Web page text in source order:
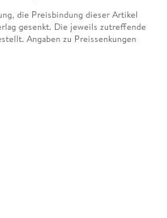
die Preisbindung dieser Artikel
gesenkt. Die jeweils zutreffende
Angaben zu Preissenkungen